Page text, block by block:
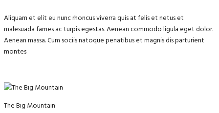
Aliquam et elit eu nunc rhoncus viverra quis at felis et netus et
malesuada fames ac turpis egestas. Aenean commodo ligula eget dolor.
Aenean massa. Cum sociis natoque penatibus et magnis dis parturient
montes
The Big Mountain